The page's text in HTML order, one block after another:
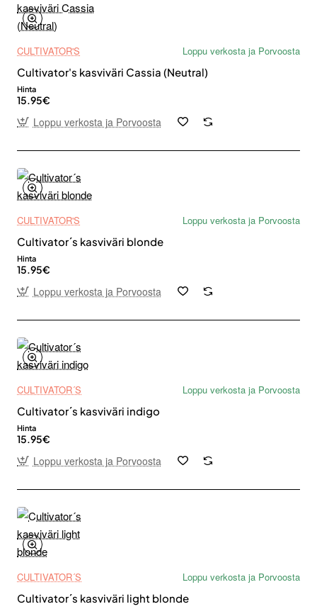
CULTIVATOR'S
Loppu verkosta ja Porvoosta
Cultivator's kasviväri Cassia (Neutral)
Hinta
15.95€
Loppu verkosta ja Porvoosta
CULTIVATOR'S
Loppu verkosta ja Porvoosta
Cultivator´s kasviväri blonde
Hinta
15.95€
Loppu verkosta ja Porvoosta
CULTIVATOR´S
Loppu verkosta ja Porvoosta
Cultivator´s kasviväri indigo
Hinta
15.95€
Loppu verkosta ja Porvoosta
CULTIVATOR´S
Loppu verkosta ja Porvoosta
Cultivator´s kasviväri light blonde